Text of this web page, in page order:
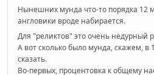
Нынешних мунда что-то порядка 12
англовики вроде набирается.
Для "реликтов" это очень недурный
А вот сколько было мунда, скажем, в
сказать.
Во-первых, процентовка к общему